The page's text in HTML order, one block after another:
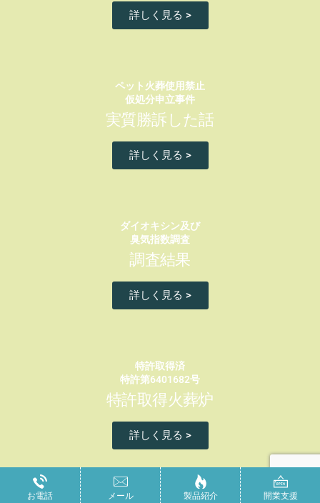
お電話 メール 製品紹介 開業支援
詳しく見る >
ペット火葬使用禁止
仮処分申立事件
実質勝訴した話
詳しく見る >
ダイオキシン及び
臭気指数調査
調査結果
詳しく見る >
特許取得済
特許第6401682号
特許取得火葬炉
詳しく見る >
Copyright© keiji-engineer All Rights Reserved.